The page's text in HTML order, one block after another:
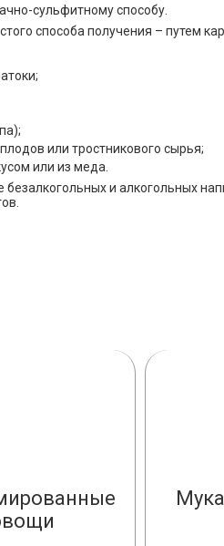
сульфитному способу.
способа получения – путем
или тростникового сырья;
или из меда.
и алкогольных